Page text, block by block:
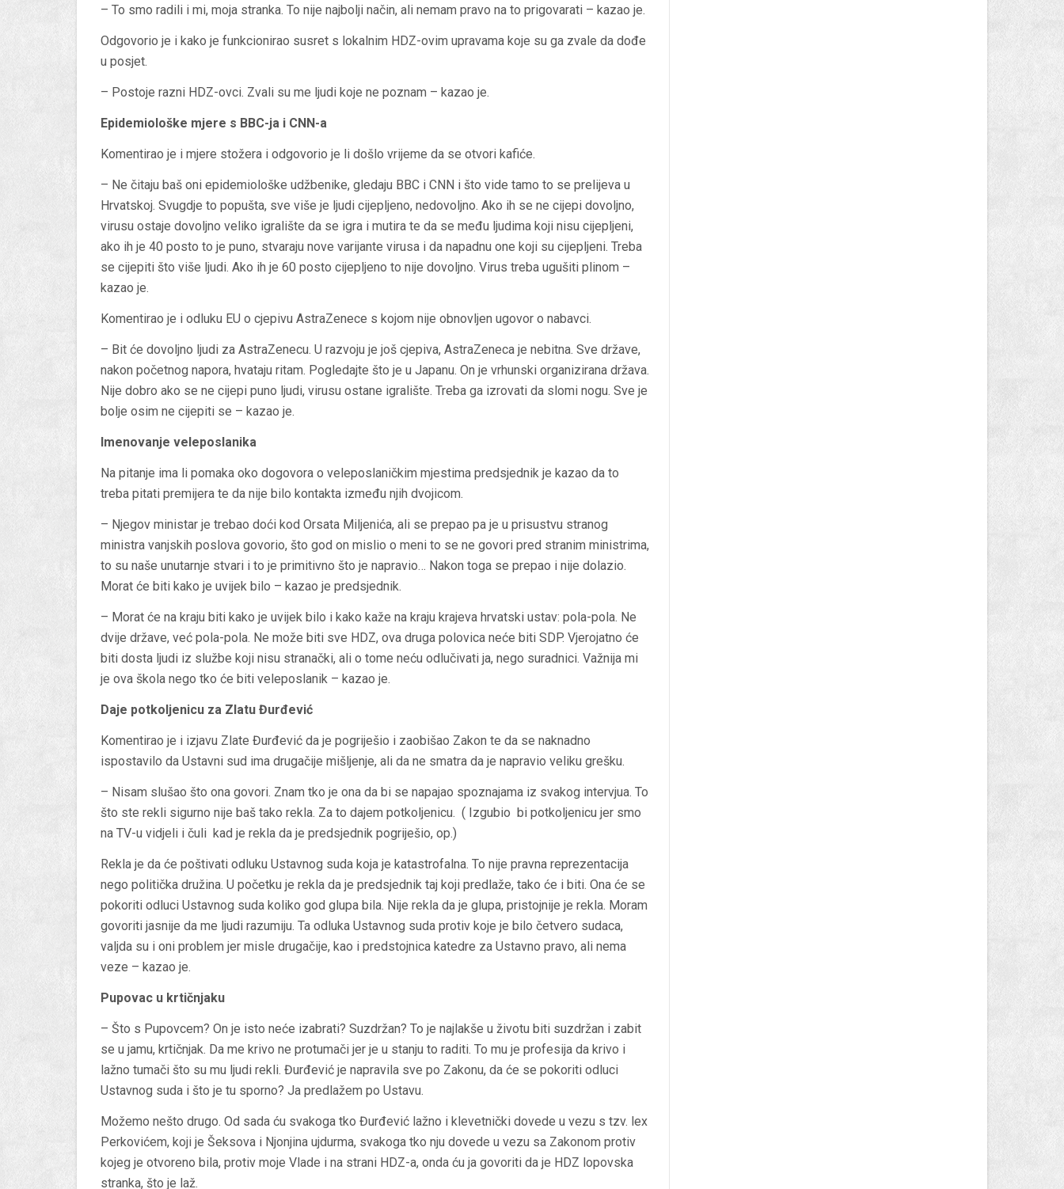
– To smo radili i mi, moja stranka. To nije najbolji način, ali nemam pravo na to prigovarati – kazao je.
Odgovorio je i kako je funkcionirao susret s lokalnim HDZ-ovim upravama koje su ga zvale da dođe
u posjet.
– Postoje razni HDZ-ovci. Zvali su me ljudi koje ne poznam – kazao je.
Epidemiološke mjere s BBC-ja i CNN-a
Komentirao je i mjere stožera i odgovorio je li došlo vrijeme da se otvori kafiće.
– Ne čitaju baš oni epidemiološke udžbenike, gledaju BBC i CNN i što vide tamo to se prelijeva u
Hrvatskoj. Svugdje to popušta, sve više je ljudi cijepljeno, nedovoljno. Ako ih se ne cijepi dovoljno,
virusu ostaje dovoljno veliko igralište da se igra i mutira te da se među ljudima koji nisu cijepljeni,
ako ih je 40 posto to je puno, stvaraju nove varijante virusa i da napadnu one koji su cijepljeni. Treba
se cijepiti što više ljudi. Ako ih je 60 posto cijepljeno to nije dovoljno. Virus treba ugušiti plinom –
kazao je.
Komentirao je i odluku EU o cjepivu AstraZenece s kojom nije obnovljen ugovor o nabavci.
– Bit će dovoljno ljudi za AstraZenecu. U razvoju je još cjepiva, AstraZeneca je nebitna. Sve države,
nakon početnog napora, hvataju ritam. Pogledajte što je u Japanu. On je vrhunski organizirana država.
Nije dobro ako se ne cijepi puno ljudi, virusu ostane igralište. Treba ga izrovati da slomi nogu. Sve je
bolje osim ne cijepiti se – kazao je.
Imenovanje veleposlanika
Na pitanje ima li pomaka oko dogovora o veleposlaničkim mjestima predsjednik je kazao da to
treba pitati premijera te da nije bilo kontakta između njih dvojicom.
– Njegov ministar je trebao doći kod Orsata Miljenića, ali se prepao pa je u prisustvu stranog
ministra vanjskih poslova govorio, što god on mislio o meni to se ne govori pred stranim ministrima,
to su naše unutarnje stvari i to je primitivno što je napravio… Nakon toga se prepao i nije dolazio.
Morat će biti kako je uvijek bilo – kazao je predsjednik.
– Morat će na kraju biti kako je uvijek bilo i kako kaže na kraju krajeva hrvatski ustav: pola-pola. Ne
dvije države, već pola-pola. Ne može biti sve HDZ, ova druga polovica neće biti SDP. Vjerojatno će
biti dosta ljudi iz službe koji nisu stranački, ali o tome neću odlučivati ja, nego suradnici. Važnija mi
je ova škola nego tko će biti veleposlanik – kazao je.
Daje potkoljenicu za Zlatu Đurđević
Komentirao je i izjavu Zlate Đurđević da je pogriješio i zaobišao Zakon te da se naknadno
ispostavilo da Ustavni sud ima drugačije mišljenje, ali da ne smatra da je napravio veliku grešku.
– Nisam slušao što ona govori. Znam tko je ona da bi se napajao spoznajama iz svakog intervjua. To
što ste rekli sigurno nije baš tako rekla. Za to dajem potkoljenicu. ( Izgubio bi potkoljenicu jer smo
na TV-u vidjeli i čuli kad je rekla da je predsjednik pogriješio, op.)
Rekla je da će poštivati odluku Ustavnog suda koja je katastrofalna. To nije pravna reprezentacija
nego politička družina. U početku je rekla da je predsjednik taj koji predlaže, tako će i biti. Ona će se
pokoriti odluci Ustavnog suda koliko god glupa bila. Nije rekla da je glupa, pristojnije je rekla. Moram
govoriti jasnije da me ljudi razumiju. Ta odluka Ustavnog suda protiv koje je bilo četvero sudaca,
valjda su i oni problem jer misle drugačije, kao i predstojnica katedre za Ustavno pravo, ali nema
veze – kazao je.
Pupovac u krtičnjaku
– Što s Pupovcem? On je isto neće izabrati? Suzdržan? To je najlakše u životu biti suzdržan i zabit
se u jamu, krtičnjak. Da me krivo ne protumači jer je u stanju to raditi. To mu je profesija da krivo i
lažno tumači što su mu ljudi rekli. Đurđević je napravila sve po Zakonu, da će se pokoriti odluci
Ustavnog suda i što je tu sporno? Ja predlažem po Ustavu.
Možemo nešto drugo. Od sada ću svakoga tko Đurđević lažno i klevetnički dovede u vezu s tzv. lex
Perkovićem, koji je Šeksova i Njonjina ujdurma, svakoga tko nju dovede u vezu sa Zakonom protiv
kojeg je otvoreno bila, protiv moje Vlade i na strani HDZ-a, onda ću ja govoriti da je HDZ lopovska
stranka, što je laž.